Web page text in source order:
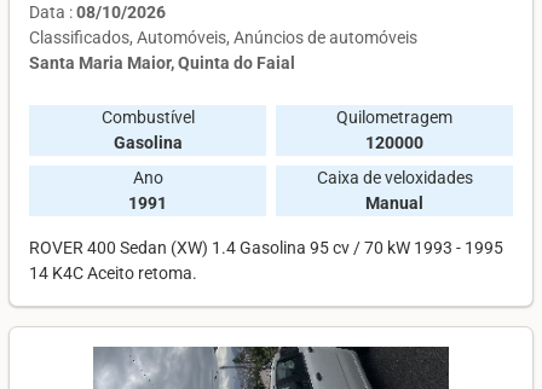
Data :08/10/2026
Classificados Automóveis Anúncios de automóveis
Santa Maria Maior, Quinta do Faial
Combustível
Gasolina
Quilometragem
120000
Ano
1991
Caixa de veloxidades
Manual
ROVER 400 Sedan (XW) 1.4 Gasolina 95 cv / 70 kW 1993 - 1995
14 K4C Aceito retoma.